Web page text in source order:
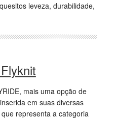
leveza, durabilidade,
mais uma opção de
em suas diversas
representa a categoria